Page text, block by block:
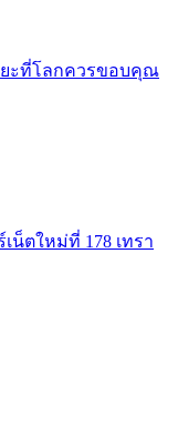
ยะที่โลกควรขอบคุณ
น็ตใหม่ที่ 178 เทรา